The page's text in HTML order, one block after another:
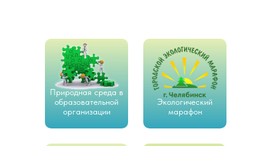
Экологический
марафон
Природная среда в
образовательной
организации